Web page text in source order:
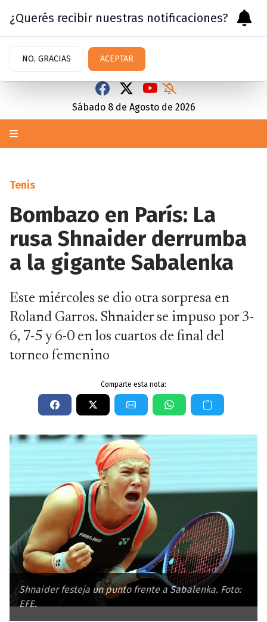
Sábado 8 de Agosto de 2026
Tenis
Bombazo en París: La
rusa Shnaider derrumba
a la gigante Sabalenka
Este miércoles se dio otra sorpresa en
Roland Garros. Shnaider se impuso por 3-
6, 7-5 y 6-0 en los cuartos de final del
torneo femenino
Comparte esta nota:
Shnaider festeja un punto frente a Sabalenka. Foto:
EFE.
¿Querés recibir nuestras notificaciones?
NO, GRACIAS ACEPTAR